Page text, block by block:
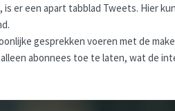
er een apart tabblad Tweets. Hier
gesprekken voeren met de
abonnees toe te laten, wat de